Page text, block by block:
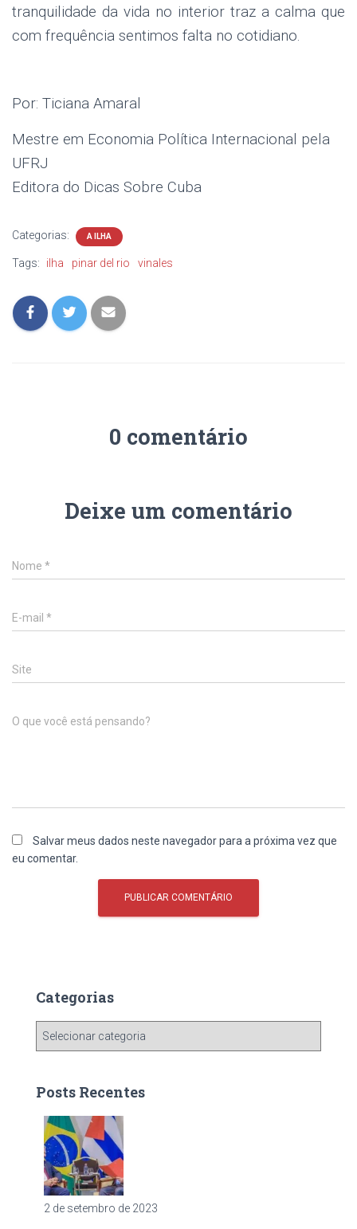
tranquilidade da vida no interior traz a calma que
com frequência sentimos falta no cotidiano.
Por: Ticiana Amaral
Mestre em Economia Política Internacional pela
UFRJ
Editora do Dicas Sobre Cuba
Categorias: A ILHA
Tags: ilha pinar del rio vinales
0 comentário
Deixe um comentário
Nome *
E-mail *
Site
O que você está pensando?
Salvar meus dados neste navegador para a próxima vez que
eu comentar.
Categorias
g
Posts Recentes
2 de setembro de 2023